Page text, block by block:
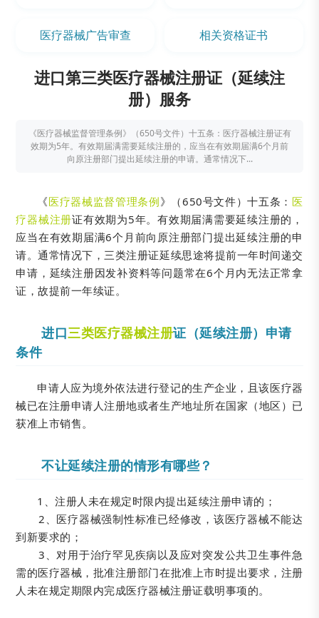
医疗器械广告审查 相关资格证书
进口第三类医疗器械注册证（延续注
册）服务
《医疗器械监督管理条例》（650号文件）十五条：医疗器械注册证有
效期为5年。有效期届满需要延续注册的，应当在有效期届满6个月前
向原注册部门提出延续注册的申请。通常情况下...
《医疗器械监督管理条例》（650号文件）十五条： 医
疗器械注册证有效期为5年。有效期届满需要延续注册的，
应当在有效期届满6个月前向原注册部门提出延续注册的申
请。通常情况下，三类注册证延续思途将提前一年时间递交
申请，延续注册因发补资料等问题常在6个月内无法正常拿
证，故提前一年续证。
进口三类医疗器械注册证（延续注册）申请
条件
申请人应为境外依法进行登记的生产企业，且该医疗器
械已在注册申请人注册地或者生产地址所在国家（地区）已
获准上市销售。
不让延续注册的情形有哪些？
1、注册人未在规定时限内提出延续注册申请的；
2、医疗器械强制性标准已经修改，该医疗器械不能达
到新要求的；
3、对用于治疗罕见疾病以及应对突发公共卫生事件急
需的医疗器械，批准注册部门在批准上市时提出要求，注册
人未在规定期限内完成医疗器械注册证载明事项的。